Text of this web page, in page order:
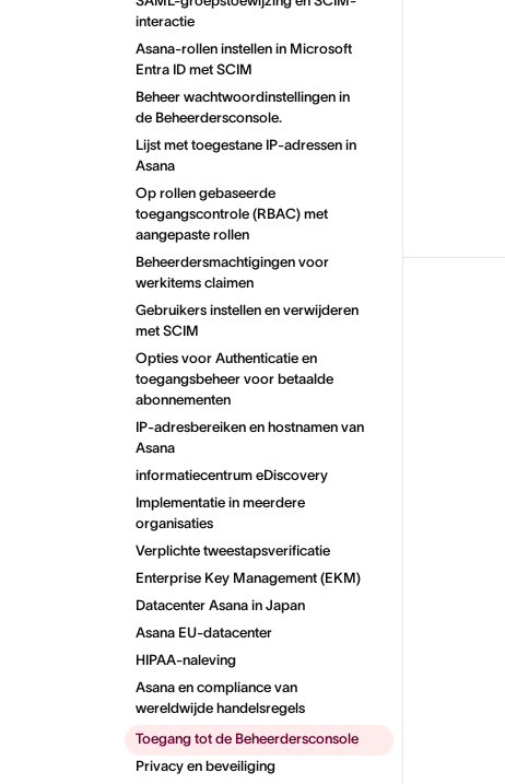
interactie
Asana-rollen instellen in Microsoft
Entra ID met SCIM
Beheer wachtwoordinstellingen in
de Beheerdersconsole.
Lijst met toegestane IP-adressen in
Asana
Op rollen gebaseerde
toegangscontrole (RBAC) met
aangepaste rollen
Beheerdersmachtigingen voor
werkitems claimen
Gebruikers instellen en verwijderen
met SCIM
Opties voor Authenticatie en
toegangsbeheer voor betaalde
abonnementen
IP-adresbereiken en hostnamen van
Asana
informatiecentrum eDiscovery
Implementatie in meerdere
organisaties
Verplichte tweestapsverificatie
Enterprise Key Management (EKM)
Datacenter Asana in Japan
Asana EU-datacenter
HIPAA-naleving
Asana en compliance van
wereldwijde handelsregels
Toegang tot de Beheerdersconsole
Privacy en beveiliging